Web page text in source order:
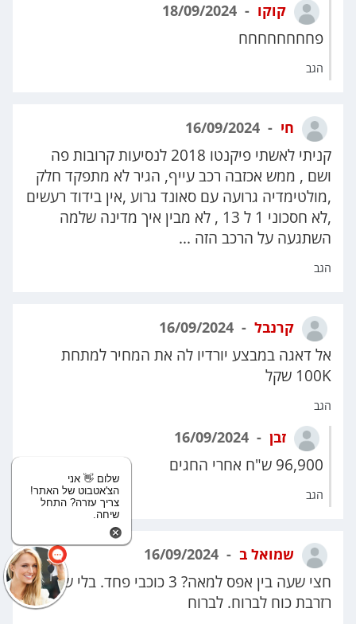
קוקו
פחחחחחחחח
הגב
חי
קניתי לאשתי פיקנטו 2018 לנסיעות קרובות פה
ושם , ממש אכזבה רכב עייף, הגיר לא מתפקד חלק
,מולטימדיה גרועה עם סאונד גרוע ,אין בידוד רעשים
,לא חסכוני 1 ל 13 , לא מבין איך מדינה שלמה
השתגעה על הרכב הזה ...
הגב
קרנבל
אל דאגה במבצע יורדיו לה את המחיר למתחת
100K שקל
הגב
זבן
96,900 ש"ח אחרי החגים
הגב
שמואל ב
חצי שעה בין אפס למאה? 3 כוכבי פחד. בלי שום
רזרבת כוח לברוח. לברוח
שלום 👋 אני
הצ'אטבוט של האתר!
צריך עזרה? התחל
שיחה.